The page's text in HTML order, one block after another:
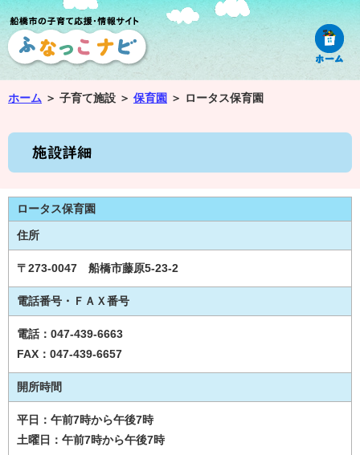
ホーム ＞ 子育て施設 ＞ 保育園 ＞ ロータス保育園
ロータス保育園
住所
〒273-0047 船橋市藤原5-23-2
電話番号・ＦＡＸ番号
電話：047-439-6663
FAX：047-439-6657
開所時間
平日：午前7時から午後7時
土曜日：午前7時から午後7時